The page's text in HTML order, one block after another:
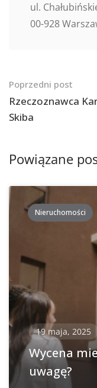
ul.
00-928
Nawigacja
po
postach
Poprzedni post
Rzeczoznawca
Skiba
Powiązane
Nieruchomości
19 maja, 2025
Wycena
uwagę?